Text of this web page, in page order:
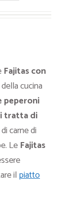
Fajitas con
cucina
peperoni
tratta di
carne di
Le Fajitas
il piatto